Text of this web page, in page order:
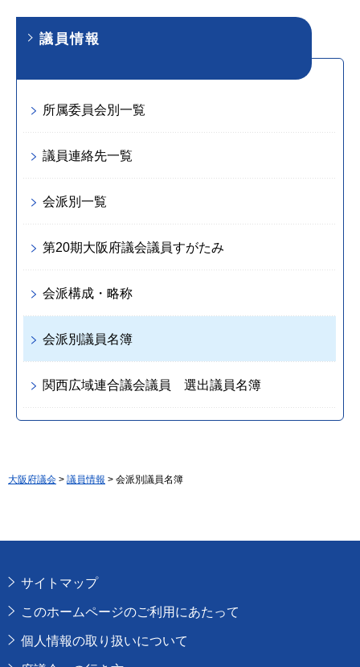
議員情報
所属委員会別一覧
議員連絡先一覧
会派別一覧
第20期大阪府議会議員すがたみ
会派構成・略称
会派別議員名簿
関西広域連合議会議員 選出議員名簿
大阪府議会 > 議員情報 > 会派別議員名簿
サイトマップ
このホームページのご利用にあたって
個人情報の取り扱いについて